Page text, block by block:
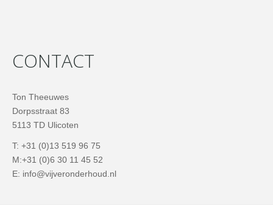
CONTACT
Ton Theeuwes
Dorpsstraat 83
5113 TD Ulicoten
T: +31 (0)13 519 96 75
M:+31 (0)6 30 11 45 52
E: info@vijveronderhoud.nl